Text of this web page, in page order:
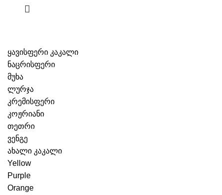
ყავისფერი კაკალი
ნაცრისფერი
მუხა
ლურჯა
კრემისფერი
კოჟრიანი
თეთრი
ვენგე
ახალი კაკალი
Yellow
Purple
Orange